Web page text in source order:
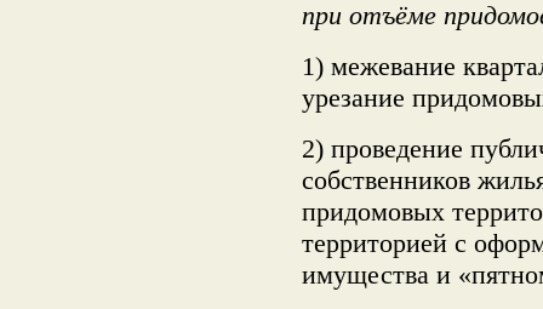
при отъёме
1) межевание
урезание
2) проведение
собственников
придомовых
территорией с
имущества и